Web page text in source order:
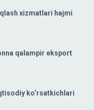
xizmatlari hajmi
qalampir eksport
ko‘rsatkichlari